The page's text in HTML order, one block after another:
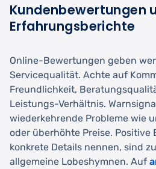
Kundenbewertungen
Erfahrungsberichte
Online-Bewertungen geben
Servicequalität. Achte auf
Freundlichkeit,
Leistungs-Verhältnis.
wiederkehrende Probleme wie
oder überhöhte Preise. Positive
konkrete Details nennen, sind
allgemeine Lobeshymnen. Auf